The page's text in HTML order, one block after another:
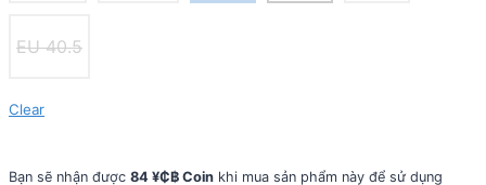
EU 40.5
Clear
Bạn sẽ nhận được 84 ¥₵฿ Coin khi mua sản phẩm này để sử dụng